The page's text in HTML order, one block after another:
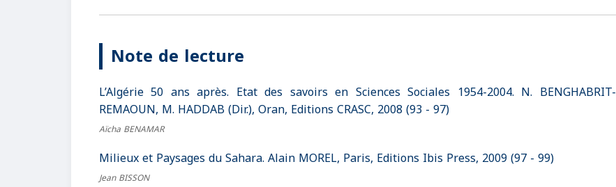
Note de lecture
L’Algérie 50 ans après. Etat des savoirs en Sciences Sociales 1954-2004. N. BENGHABRIT-
REMAOUN, M. HADDAB (Dir.), Oran, Editions CRASC, 2008 (93 - 97)
Aïcha BENAMAR
Milieux et Paysages du Sahara. Alain MOREL, Paris, Editions Ibis Press, 2009 (97 - 99)
Jean BISSON